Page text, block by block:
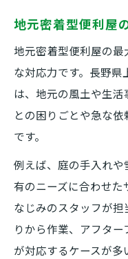
便利屋選
効率的に
便利屋比
便利屋サ
便利屋が
初めて便
便利屋サ
地元密着型便利屋
地元密着型便利屋の
な対応力です。長野
は、地元の風土や生
との困りごとや急な
です。
例えば、庭の手入れや
有のニーズに合わせた
なじみのスタッフが
りから作業、アフタ
が対応するケースが多